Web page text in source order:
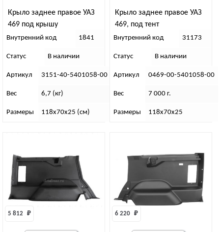
Крыло заднее правое УАЗ
469 под крышу
Внутренний код 1841
Статус В наличии
Артикул 3151-40-5401058-00
Вес 6,7 (кг)
Размеры 118х70х25 (см)
Крыло заднее правое УАЗ
469, под тент
Внутренний код 31173
Статус В наличии
Артикул 0469-00-5401058-00
Вес 7 000 г.
Размеры 118х70х25
5 812 ₽ 6 220 ₽